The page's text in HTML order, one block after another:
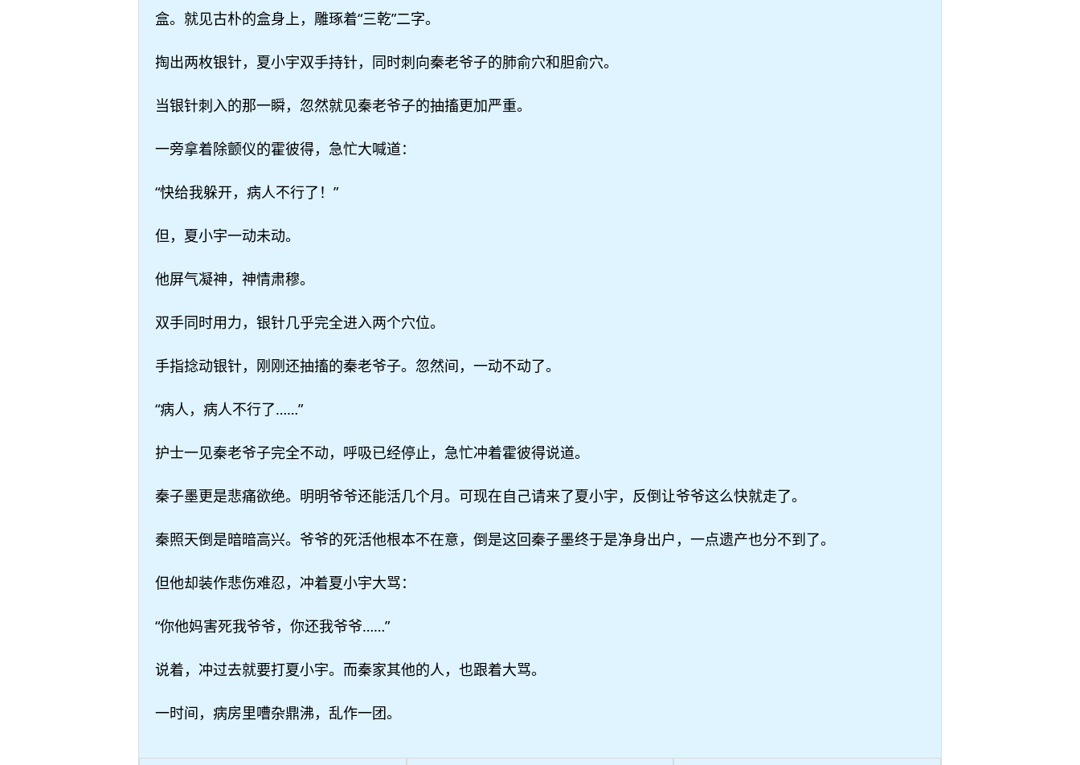
盒。就见古朴的盒身上，雕琢着“三乾”二字。
掏出两枚银针，夏小宇双手持针，同时刺向秦老爷子的肺俞穴和胆俞穴。
当银针刺入的那一瞬，忽然就见秦老爷子的抽搐更加严重。
一旁拿着除颤仪的霍彼得，急忙大喊道：
“快给我躲开，病人不行了！”
但，夏小宇一动未动。
他屏气凝神，神情肃穆。
双手同时用力，银针几乎完全进入两个穴位。
手指捻动银针，刚刚还抽搐的秦老爷子。忽然间，一动不动了。
“病人，病人不行了……”
护士一见秦老爷子完全不动，呼吸已经停止，急忙冲着霍彼得说道。
秦子墨更是悲痛欲绝。明明爷爷还能活几个月。可现在自己请来了夏小宇，反倒让爷爷这么快就走了。
秦照天倒是暗暗高兴。爷爷的死活他根本不在意，倒是这回秦子墨终于是净身出户，一点遗产也分不到了。
但他却装作悲伤难忍，冲着夏小宇大骂：
“你他妈害死我爷爷，你还我爷爷……”
说着，冲过去就要打夏小宇。而秦家其他的人，也跟着大骂。
一时间，病房里嘈杂鼎沸，乱作一团。